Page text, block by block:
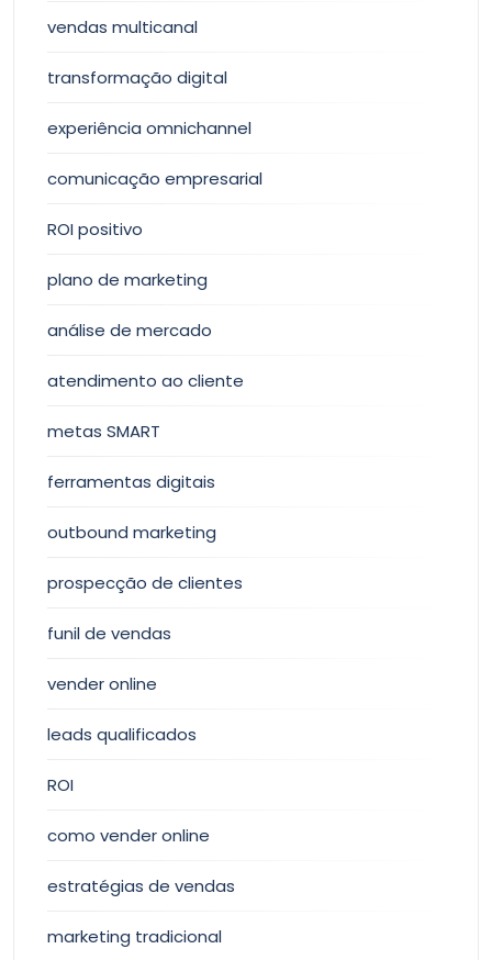
vendas multicanal
transformação digital
experiência omnichannel
comunicação empresarial
ROI positivo
plano de marketing
análise de mercado
atendimento ao cliente
metas SMART
ferramentas digitais
outbound marketing
prospecção de clientes
funil de vendas
vender online
leads qualificados
ROI
como vender online
estratégias de vendas
marketing tradicional